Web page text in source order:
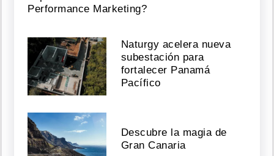
Performance Marketing?
Naturgy acelera nueva
subestación para
fortalecer Panamá
Pacífico
Descubre la magia de
Gran Canaria